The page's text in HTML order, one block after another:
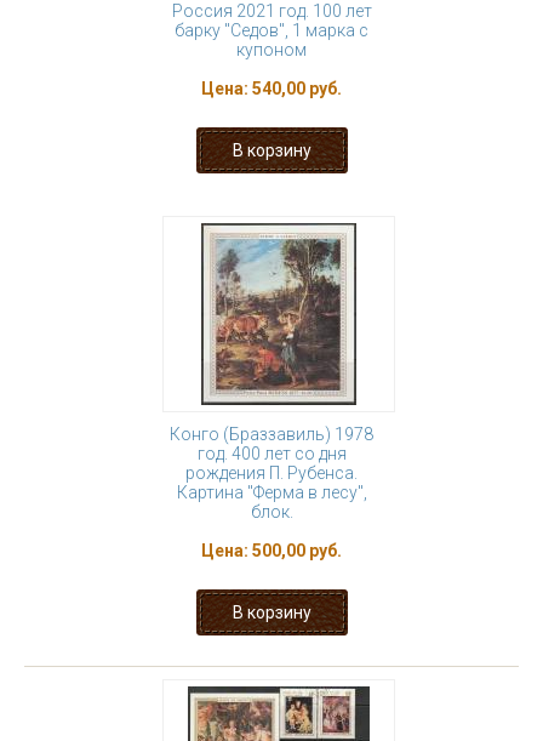
Россия 2021 год. 100 лет
барку "Седов", 1 марка с
купоном
Цена: 540,00 руб.
Конго (Браззавиль) 1978
год. 400 лет со дня
рождения П. Рубенса.
Картина "Ферма в лесу",
блок.
Цена: 500,00 руб.